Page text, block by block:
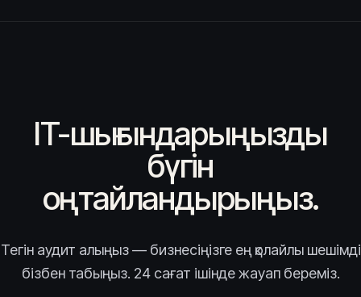
IT-шығындарыңызды
бүгін
оңтайландырыңыз.
Тегін аудит алыңыз — бизнесіңізге ең қолайлы шешімді
бізбен табыңыз. 24 сағат ішінде жауап береміз.